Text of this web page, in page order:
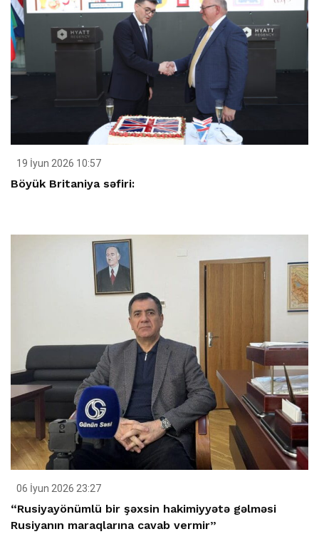
19 İyun 2026 10:57
Böyük Britaniya səfiri:
06 İyun 2026 23:27
“Rusiyayönümlü bir şəxsin hakimiyyətə gəlməsi
Rusiyanın maraqlarına cavab vermir”